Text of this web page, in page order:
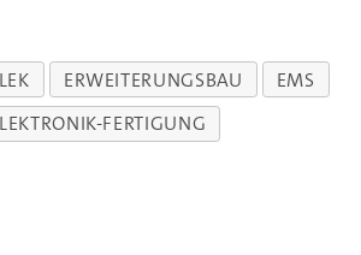
ERWEITERUNGSBAU
EMS
FERTIGUNG